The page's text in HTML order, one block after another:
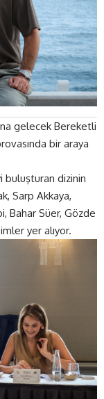
gelecek Bereketli
bir araya
buluşturan dizinin
Sarp Akkaya,
Bahar Süer, Gözde
yer alıyor.